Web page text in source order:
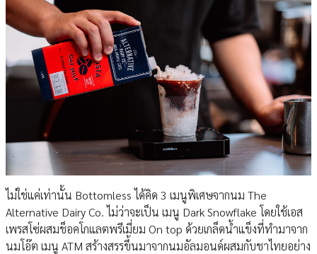
ไม่ใช่แค่เท่านั้น Bottomless ได้คิด 3 เมนูพิเศษจากนม The
Alternative Dairy Co. ไม่ว่าจะเป็น เมนู Dark Snowflake โดยใช้เอส
เพรสโซ่ผสมช็อคโกแลตพรีเมี่ยม On top ด้วยเกล็ดน้ำแข็งที่ทำมาจาก
นมโอ๊ต เมนู ATM สร้างสรรขึ้นมาจากนมอัลมอนด์ผสมกับชาไทยอย่าง